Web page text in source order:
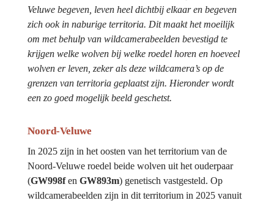
Veluwe begeven, leven heel dichtbij elkaar en begeven
zich ook in naburige territoria. Dit maakt het moeilijk
om met behulp van wildcamerabeelden bevestigd te
krijgen welke wolven bij welke roedel horen en hoeveel
wolven er leven, zeker als deze wildcamera’s op de
grenzen van territoria geplaatst zijn. Hieronder wordt
een zo goed mogelijk beeld geschetst.
Noord-Veluwe
In 2025 zijn in het oosten van het territorium van de
Noord-Veluwe roedel beide wolven uit het ouderpaar
(GW998f en GW893m) genetisch vastgesteld. Op
wildcamerabeelden zijn in dit territorium in 2025 vanuit